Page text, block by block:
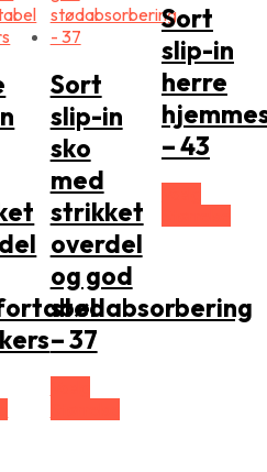
Sort
slip-in
sko
med
strikket
overdel
og god
stødabsorbering
– 37
Sort
slip-in
herre
– 43